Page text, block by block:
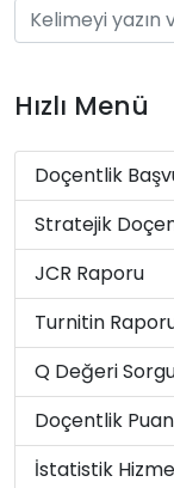
Hızlı Menü
Doçentlik
Stratejik
JCR Raporu
Turnitin
Q Değeri
Doçentlik
İstatistik